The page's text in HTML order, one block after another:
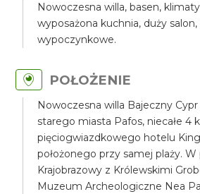
Nowoczesna willa, basen,
wyposażona kuchnia, duży salon,
wypoczynkowe.
POŁOŻENIE
Nowoczesna willa Bajeczny
starego miasta Pafos, niecałe 4
pięciogwiazdkowego hotelu
położonego przy samej plaży.
Krajobrazowy z Królewskimi
Muzeum Archeologiczne Nea